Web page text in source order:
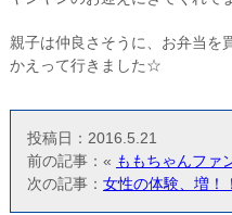
親子は仲良さそうに、お弁当を
かえって行きました☆
投稿日：2016.5.21
前の記事：« ももちゃんファ
次の記事： 女性の体験、増！！